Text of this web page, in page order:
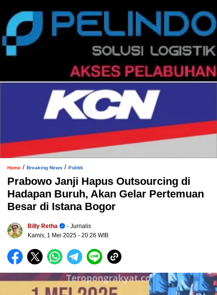
Home / Breaking News / Politik
Prabowo Janji Hapus Outsourcing di
Hadapan Buruh, Akan Gelar Pertemuan
Besar di Istana Bogor
Billy Retha
- Jurnalis
Kamis, 1 Mei 2025 - 20:26 WIB